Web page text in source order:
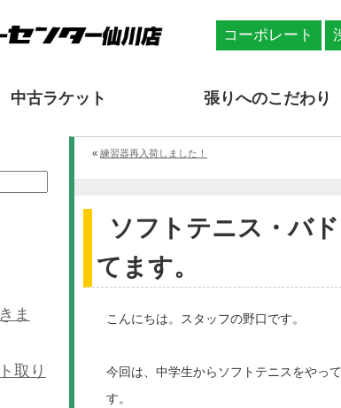
コーポレート
中古ラケット 張りへのこだわり
ま
取り
« 練習器再入荷しました！
ソフトテニス・バ
てます。
こんにちは。スタッフの野口です。
今回は、中学生からソフトテニスをやっ
す。